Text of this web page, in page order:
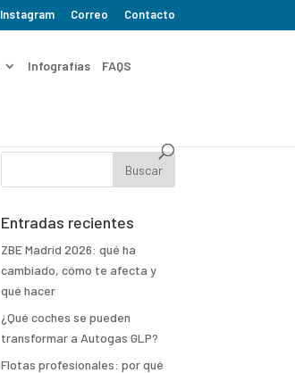
Instagram Correo Contacto
Infografías FAQS
Entradas recientes
ZBE Madrid 2026: qué ha
cambiado, cómo te afecta y
qué hacer
¿Qué coches se pueden
transformar a Autogas GLP?
Flotas profesionales: por qué